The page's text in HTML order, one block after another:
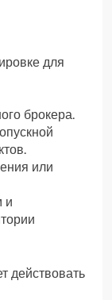
для
брокера.
или
и
действовать